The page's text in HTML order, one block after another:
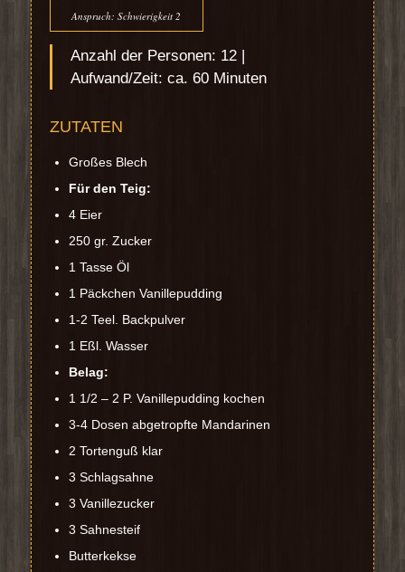
Anspruch: Schwierigkeit 2
Anzahl der Personen: 12 |
Aufwand/Zeit: ca. 60 Minuten
ZUTATEN
Großes Blech
Für den Teig:
4 Eier
250 gr. Zucker
1 Tasse Öl
1 Päckchen Vanillepudding
1-2 Teel. Backpulver
1 Eßl. Wasser
Belag:
1 1/2 – 2 P. Vanillepudding kochen
3-4 Dosen abgetropfte Mandarinen
2 Tortenguß klar
3 Schlagsahne
3 Vanillezucker
3 Sahnesteif
Butterkekse